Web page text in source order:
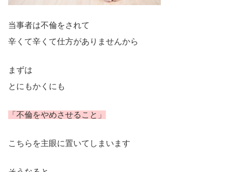
当事者は不倫をされて
辛くて辛くて仕方がありませんから
まずは
とにもかくにも
「不倫をやめさせること」
こちらを主眼に置いてしまいます